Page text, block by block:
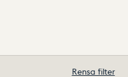
Rensa filter